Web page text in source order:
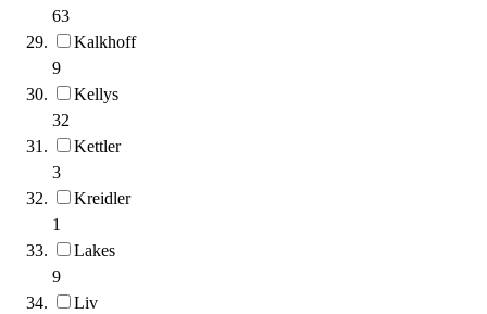
63
Kalkhoff
9
Kellys
32
Kettler
3
Kreidler
1
Lakes
9
Liv